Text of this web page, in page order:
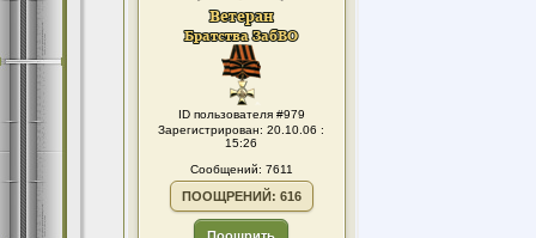
ID пользователя #979
Зарегистрирован: 20.10.06 :
15:26
Сообщений: 7611
ПООЩРЕНИЙ: 616